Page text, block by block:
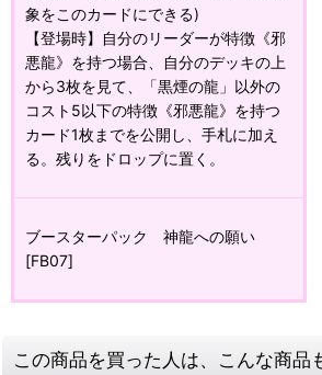
象をこのカードにできる)
【登場時】自分のリーダーが特徴《邪
悪龍》を持つ場合、自分のデッキの上
から3枚を見て、「黒煙の龍」以外の
コスト5以下の特徴《邪悪龍》を持つ
カード1枚までを公開し、手札に加え
る。残りをドロップに置く。
ブースターパック 神龍への願い
[FB07]
この商品を買った人は、こんな商品